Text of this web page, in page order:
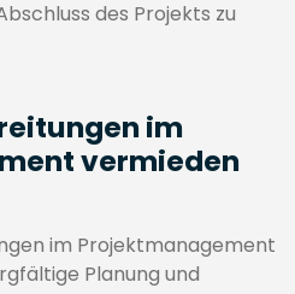
des Projekts zu
im
vermieden
im Projektmanagement
Planung und